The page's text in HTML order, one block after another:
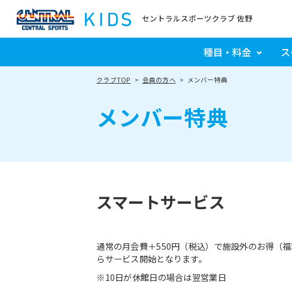
セントラルスポーツクラブ 佐野
種目・料金
クラブTOP 会員の方へ メンバー特典
メンバー特典
スマートサービス
通常の月会費＋550円（税込）で施設外のお得（
らサービス開始となります。
※10日が休館日の場合は翌営業日